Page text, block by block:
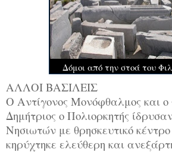
Δόμοι από την στοά του
ΑΛΛΟΙ ΒΑΣΙΛΕΙΣ
Ο Αντίγονος Μονόφθαλμος και ο
Δημήτριος ο Πολιορκητής
Νησιωτών με θρησκευτικό
κηρύχτηκε ελεύθερη και